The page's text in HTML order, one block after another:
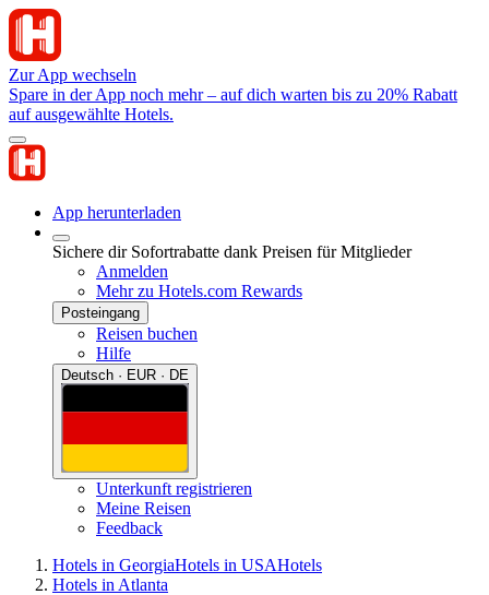
Zur App wechseln
Spare in der App noch mehr – auf dich warten bis zu 20% Rabatt
auf ausgewählte Hotels.
App herunterladen
Sichere dir Sofortrabatte dank Preisen für Mitglieder
Anmelden
Mehr zu Hotels.com Rewards
Posteingang
Reisen buchen
Hilfe
Deutsch · EUR · DE
Unterkunft registrieren
Meine Reisen
Feedback
Hotels in GeorgiaHotels in USAHotels
Hotels in Atlanta